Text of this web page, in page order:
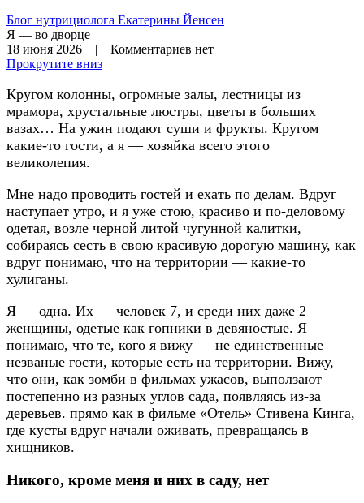
Блог нутрициолога Екатерины Йенсен
Я — во дворце
18 июня 2026 | Комментариев нет
Прокрутите вниз
Кругом колонны, огромные залы, лестницы из
мрамора, хрустальные люстры, цветы в больших
вазах… На ужин подают суши и фрукты. Кругом
какие-то гости, а я — хозяйка всего этого
великолепия.
Мне надо проводить гостей и ехать по делам. Вдруг
наступает утро, и я уже стою, красиво и по-деловому
одетая, возле черной литой чугунной калитки,
собираясь сесть в свою красивую дорогую машину, как
вдруг понимаю, что на территории — какие-то
хулиганы.
Я — одна. Их — человек 7, и среди них даже 2
женщины, одетые как гопники в девяностые. Я
понимаю, что те, кого я вижу — не единственные
незваные гости, которые есть на территории. Вижу,
что они, как зомби в фильмах ужасов, выползают
постепенно из разных углов сада, появляясь из-за
деревьев. прямо как в фильме «Отель» Стивена Кинга,
где кусты вдруг начали оживать, превращаясь в
хищников.
Никого, кроме меня и них в саду, нет